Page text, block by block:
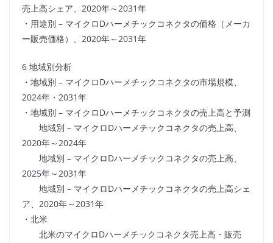
売上高シェア、2020年～2031年
・用途別 – マイクロDハーメチックコネクタの価格（メーカ
ー販売価格）、2020年～2031年
6 地域別分析
・地域別 – マイクロDハーメチックコネクタの市場規模、
2024年・2031年
・地域別 – マイクロDハーメチックコネクタの売上高と予測
地域別 – マイクロDハーメチックコネクタの売上高、
2020年～2024年
地域別 – マイクロDハーメチックコネクタの売上高、
2025年～2031年
地域別 – マイクロDハーメチックコネクタの売上高シェ
ア、2020年～2031年
・北米
北米のマイクロDハーメチックコネクタ売上高・販売